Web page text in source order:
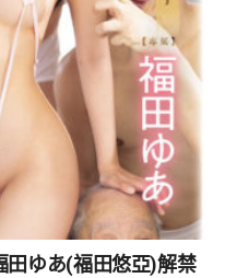
田ゆあ(福田悠亞)解禁